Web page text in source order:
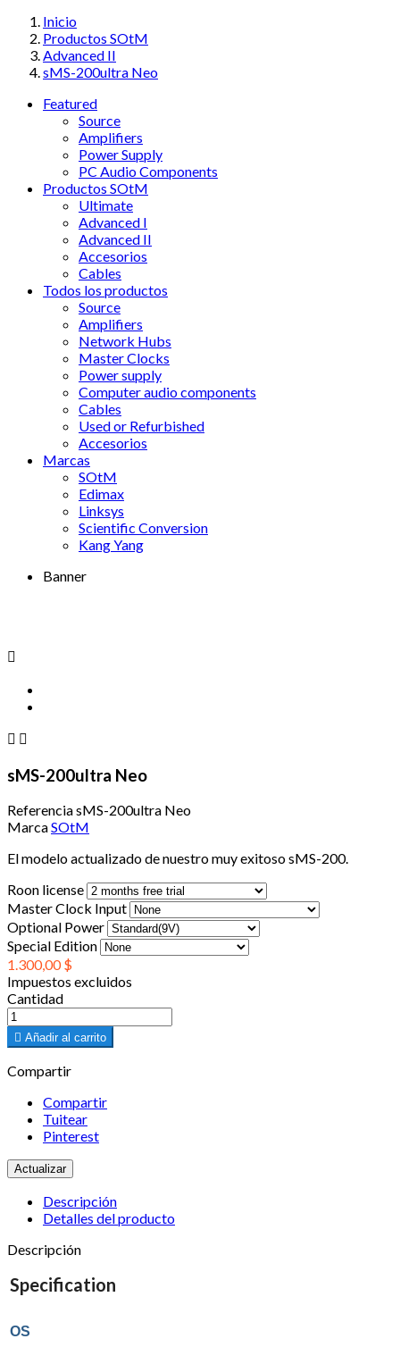
Inicio
Productos SOtM
Advanced II
sMS-200ultra Neo
Featured
Source
Amplifiers
Power Supply
PC Audio Components
Productos SOtM
Ultimate
Advanced I
Advanced II
Accesorios
Cables
Todos los productos
Source
Amplifiers
Network Hubs
Master Clocks
Power supply
Computer audio components
Cables
Used or Refurbished
Accesorios
Marcas
SOtM
Edimax
Linksys
Scientific Conversion
Kang Yang
Banner

 
sMS-200ultra Neo
ReferenciasMS-200ultra Neo
MarcaSOtM
El modelo actualizado de nuestro muy exitoso sMS-200.
Roon license
Master Clock Input
Optional Power
Special Edition
1.300,00 $
Impuestos excluidos
Cantidad
 Añadir al carrito
Compartir
Compartir
Tuitear
Pinterest
Descripción
Detalles del producto
Descripción
Specification
OS